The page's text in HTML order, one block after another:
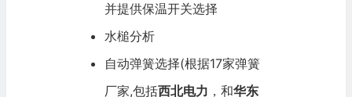
并提供保温开关选择
水槌分析
自动弹簧选择(根据17家弹簧
厂家,包括西北电力 ，和华东